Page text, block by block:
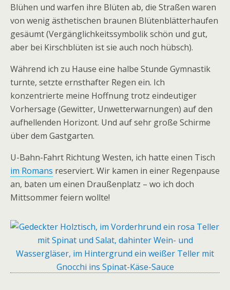
Blühen und warfen ihre Blüten ab, die Straßen waren
von wenig ästhetischen braunen Blütenblätterhaufen
gesäumt (Vergänglichkeitssymbolik schön und gut,
aber bei Kirschblüten ist sie auch noch hübsch).
Während ich zu Hause eine halbe Stunde Gymnastik
turnte, setzte ernsthafter Regen ein. Ich
konzentrierte meine Hoffnung trotz eindeutiger
Vorhersage (Gewitter, Unwetterwarnungen) auf den
aufhellenden Horizont. Und auf sehr große Schirme
über dem Gastgarten.
U-Bahn-Fahrt Richtung Westen, ich hatte einen Tisch
im Romans reserviert. Wir kamen in einer Regenpause
an, baten um einen Draußenplatz – wo ich doch
Mittsommer feiern wollte!